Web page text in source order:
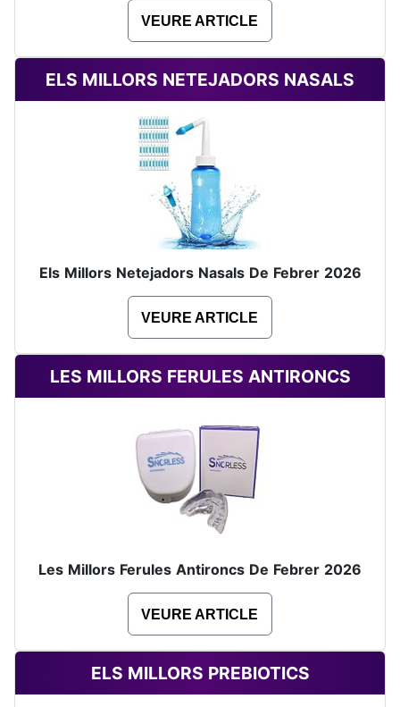
VEURE ARTICLE
ELS MILLORS NETEJADORS NASALS
Els Millors Netejadors Nasals De Febrer 2026
VEURE ARTICLE
LES MILLORS FERULES ANTIRONCS
Les Millors Ferules Antironcs De Febrer 2026
VEURE ARTICLE
ELS MILLORS PREBIOTICS